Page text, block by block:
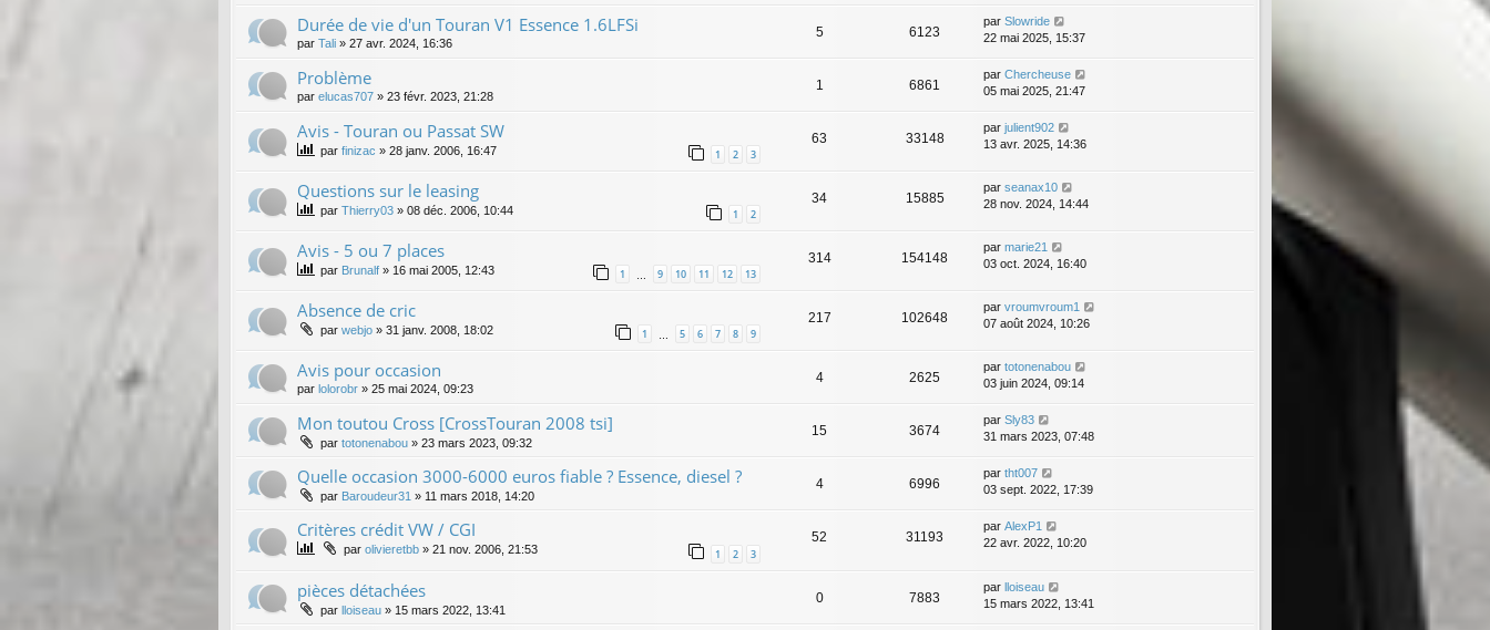
Durée de vie d'un Touran V1 Essence 1.6LFSi
par Tali » 27 avr. 2024, 16:36
5 6123
par Slowride
22 mai 2025, 15:37
Problème
par elucas707 » 23 févr. 2023, 21:28
1 6861
par Chercheuse
05 mai 2025, 21:47
Avis - Touran ou Passat SW
par finizac » 28 janv. 2006, 16:47 1 2 3
63 33148
par julient902
13 avr. 2025, 14:36
Questions sur le leasing
par Thierry03 » 08 déc. 2006, 10:44 1 2
34 15885
par seanax10
28 nov. 2024, 14:44
Avis - 5 ou 7 places
par Brunalf » 16 mai 2005, 12:43 1 … 9 10 11 12 13
314 154148
par marie21
03 oct. 2024, 16:40
Absence de cric
par webjo » 31 janv. 2008, 18:02 1 … 5 6 7 8 9
217 102648
par vroumvroum1
07 août 2024, 10:26
Avis pour occasion
par lolorobr » 25 mai 2024, 09:23
4 2625
par totonenabou
03 juin 2024, 09:14
Mon toutou Cross [CrossTouran 2008 tsi]
par totonenabou » 23 mars 2023, 09:32
15 3674
par Sly83
31 mars 2023, 07:48
Quelle occasion 3000-6000 euros fiable ? Essence, diesel ?
par Baroudeur31 » 11 mars 2018, 14:20
4 6996
par tht007
03 sept. 2022, 17:39
Critères crédit VW / CGI
par olivieretbb » 21 nov. 2006, 21:53 1 2 3
52 31193
par AlexP1
22 avr. 2022, 10:20
pièces détachées
par lloiseau » 15 mars 2022, 13:41
0 7883
par lloiseau
15 mars 2022, 13:41